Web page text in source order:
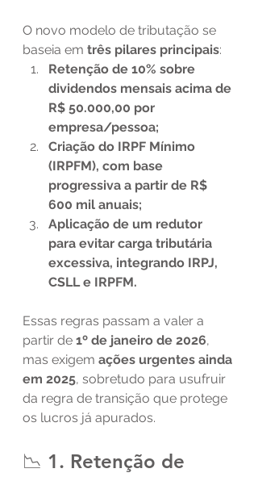
O novo modelo de tributação se
baseia em três pilares principais:
Retenção de 10% sobre
dividendos mensais acima de
R$ 50.000,00 por
empresa/pessoa;
Criação do IRPF Mínimo
(IRPFM), com base
progressiva a partir de R$
600 mil anuais;
Aplicação de um redutor
para evitar carga tributária
excessiva, integrando IRPJ,
CSLL e IRPFM.
Essas regras passam a valer a
partir de 1º de janeiro de 2026,
mas exigem ações urgentes ainda
em 2025, sobretudo para usufruir
da regra de transição que protege
os lucros já apurados.
📉 1. Retenção de